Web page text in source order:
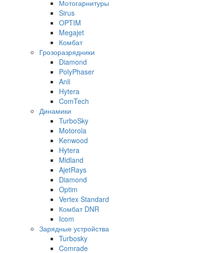
Мотогарнитуры
Sirus
OPTIM
Megajet
Комбат
Грозоразрядники
Diamond
PolyPhaser
Anli
Hytera
ComTech
Динамики
TurboSky
Motorola
Kenwood
Hytera
Midland
AjetRays
Diamond
Optim
Vertex Standard
Комбат DNR
Icom
Зарядные устройства
Turbosky
Comrade